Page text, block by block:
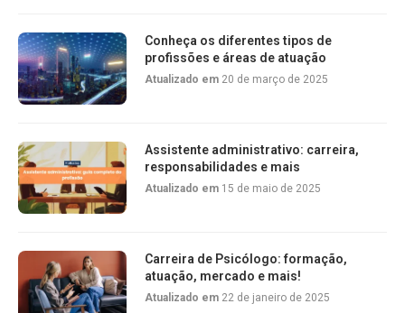
Conheça os diferentes tipos de
profissões e áreas de atuação
Atualizado em 20 de março de 2025
Assistente administrativo: carreira,
responsabilidades e mais
Atualizado em 15 de maio de 2025
Carreira de Psicólogo: formação,
atuação, mercado e mais!
Atualizado em 22 de janeiro de 2025